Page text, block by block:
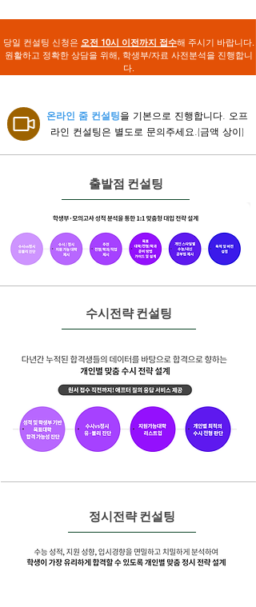
당일 컨설팅 신청은 오전 10시 이전까지 접수해 주시기 바랍니다.
원활하고 정확한 상담을 위해, 학생부/자료 사전분석을 진행합니
다.
온라인 줌 컨설팅을 기본으로 진행합니다. 오프
라인 컨설팅은 별도로 문의주세요.(금액 상이)
출발점 컨설팅
수시전략 컨설팅
정시전략 컨설팅